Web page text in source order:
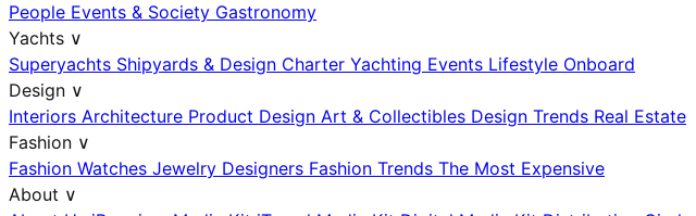
People Events & Society Gastronomy
Yachts ∨
Superyachts Shipyards & Design Charter Yachting Events Lifestyle Onboard
Design ∨
Interiors Architecture Product Design Art & Collectibles Design Trends Real Estate
Fashion ∨
Fashion Watches Jewelry Designers Fashion Trends The Most Expensive
About ∨